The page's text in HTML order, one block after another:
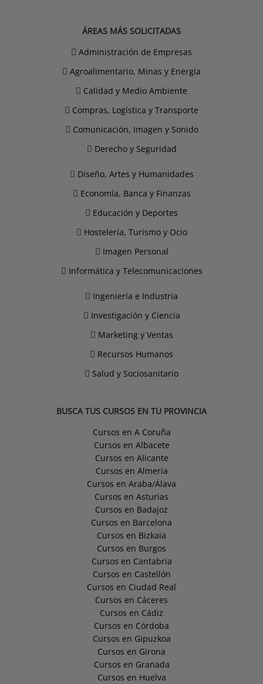
ÁREAS MÁS SOLICITADAS
Administración de Empresas
Agroalimentario, Minas y Energía
Calidad y Medio Ambiente
Compras, Logística y Transporte
Comunicación, Imagen y Sonido
Derecho y Seguridad
Diseño, Artes y Humanidades
Economía, Banca y Finanzas
Educación y Deportes
Hostelería, Turismo y Ocio
Imagen Personal
Informática y Telecomunicaciones
Ingeniería e Industria
Investigación y Ciencia
Marketing y Ventas
Recursos Humanos
Salud y Sociosanitario
BUSCA TUS CURSOS EN TU PROVINCIA
Cursos en A Coruña
Cursos en Albacete
Cursos en Alicante
Cursos en Almería
Cursos en Araba/Álava
Cursos en Asturias
Cursos en Badajoz
Cursos en Barcelona
Cursos en Bizkaia
Cursos en Burgos
Cursos en Cantabria
Cursos en Castellón
Cursos en Ciudad Real
Cursos en Cáceres
Cursos en Cádiz
Cursos en Córdoba
Cursos en Gipuzkoa
Cursos en Girona
Cursos en Granada
Cursos en Huelva